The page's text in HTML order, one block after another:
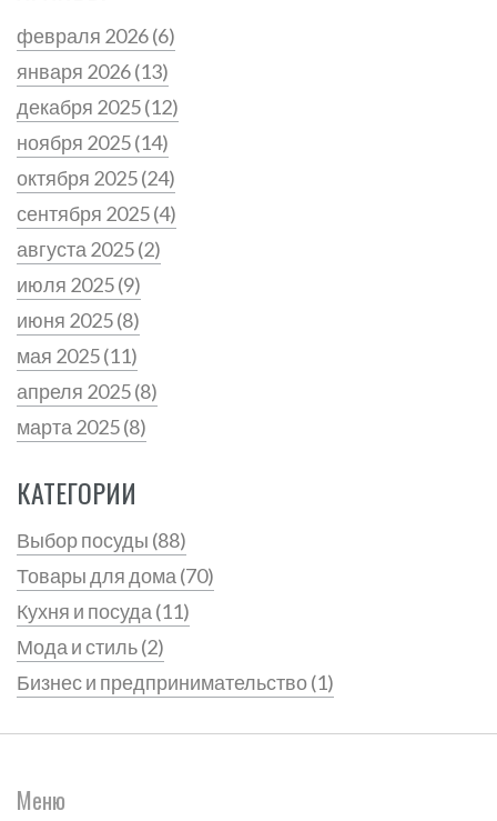
февраля 2026(6)
января 2026(13)
декабря 2025(12)
ноября 2025(14)
октября 2025(24)
сентября 2025(4)
августа 2025(2)
июля 2025(9)
июня 2025(8)
мая 2025(11)
апреля 2025(8)
марта 2025(8)
КАТЕГОРИИ
Выбор посуды (88)
Товары для дома (70)
Кухня и посуда (11)
Мода и стиль(2)
Бизнес и предпринимательство(1)
Меню